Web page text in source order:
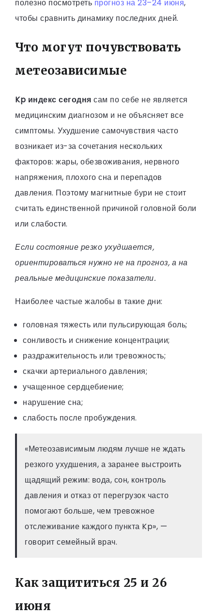
полезно посмотреть прогноз на 23–24 июня,
чтобы сравнить динамику последних дней.
Что могут почувствовать
метеозависимые
Kp индекс сегодня сам по себе не является
медицинским диагнозом и не объясняет все
симптомы. Ухудшение самочувствия часто
возникает из-за сочетания нескольких
факторов: жары, обезвоживания, нервного
напряжения, плохого сна и перепадов
давления. Поэтому магнитные бури не стоит
считать единственной причиной головной боли
или слабости.
Если состояние резко ухудшается,
ориентироваться нужно не на прогноз, а на
реальные медицинские показатели.
Наиболее частые жалобы в такие дни:
головная тяжесть или пульсирующая боль;
сонливость и снижение концентрации;
раздражительность или тревожность;
скачки артериального давления;
учащенное сердцебиение;
нарушение сна;
слабость после пробуждения.
«Метеозависимым людям лучше не ждать
резкого ухудшения, а заранее выстроить
щадящий режим: вода, сон, контроль
давления и отказ от перегрузок часто
помогают больше, чем тревожное
отслеживание каждого пункта Kp», —
говорит семейный врач.
Как защититься 25 и 26
июня